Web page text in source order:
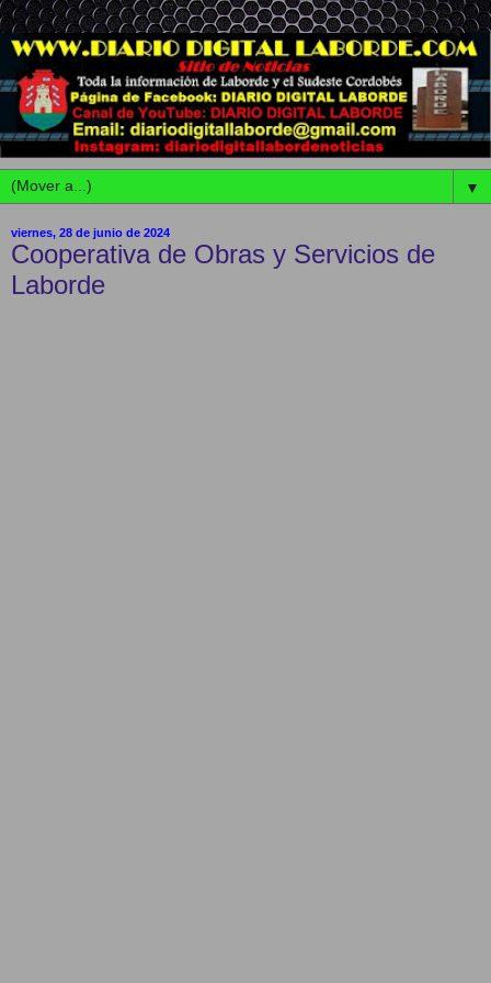
▼
viernes, 28 de junio de 2024
Cooperativa de Obras y Servicios de
Laborde